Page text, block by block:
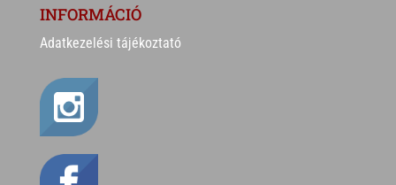
INFORMÁCIÓ
Adatkezelési tájékoztató